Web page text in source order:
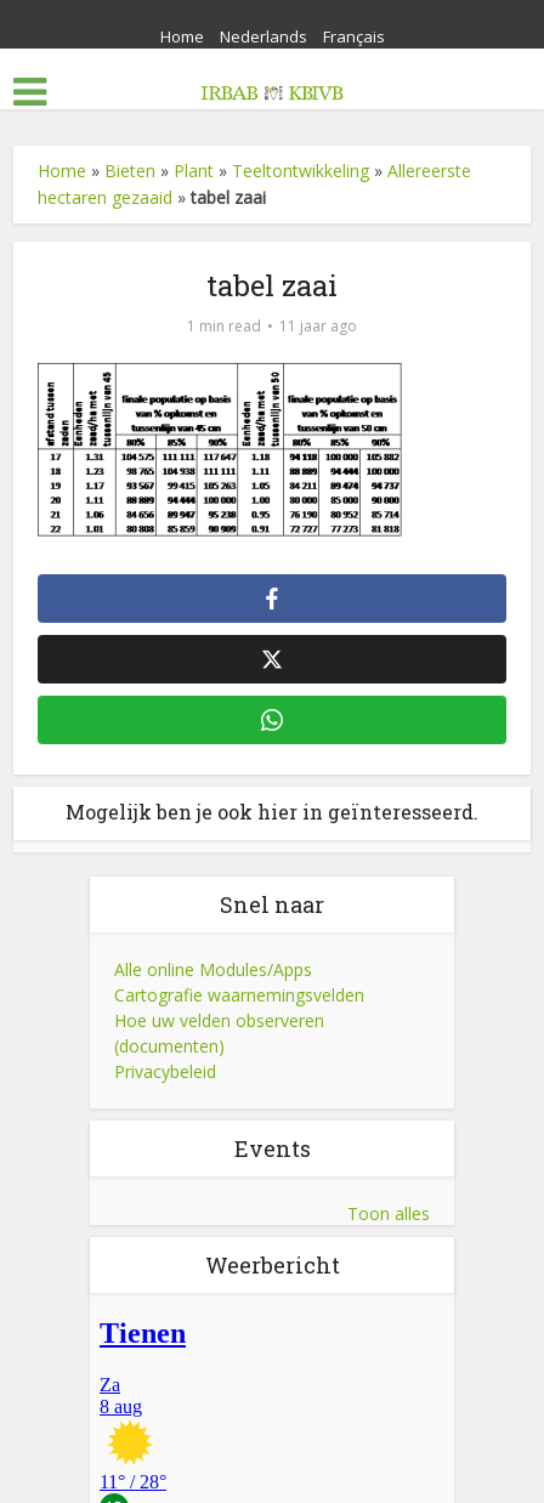
Home Nederlands Français
Home » Bieten » Plant » Teeltontwikkeling »Allereerste
hectaren gezaaid »tabel zaai
tabel zaai
1 min read 11 jaar ago
Mogelijk ben je ook hier in geïnteresseerd.
Snel naar
Alle online Modules/Apps
Cartografie waarnemingsvelden
Hoe uw velden observeren
(documenten)
Privacybeleid
Events
Toon alles
Weerbericht